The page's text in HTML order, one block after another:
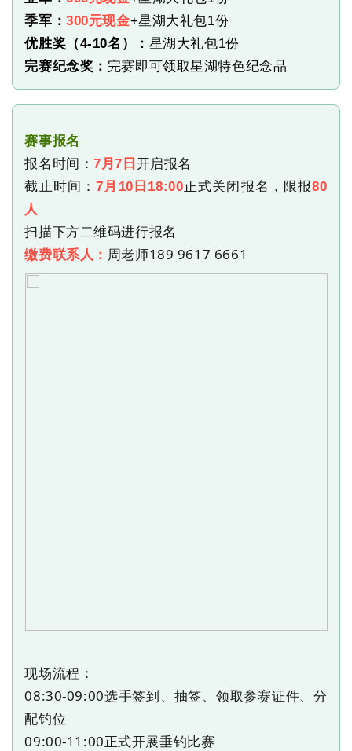
季军：300元现金+星湖大礼包1份
优胜奖（4-10名）： 星湖大礼包1份
完赛纪念奖： 完赛即可领取星湖特色纪念品
赛事报名
报名时间：7月7日 开启报名
截止时间：7月10日18:00正式关闭报名， 限报80
人
扫描下方二维码进行报名
缴费联系人： 周老师189 9617 6661
现场流程：
08:30-09:00选手签到、抽签、领取参赛证件、分
配钓位
09:00-11:00正式开展垂钓比赛